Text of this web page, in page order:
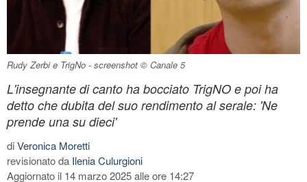
Rudy Zerbi e TrigNo - screenshot © Canale 5
L'insegnante di canto ha bocciato TrigNO e poi ha
detto che dubita del suo rendimento al serale: 'Ne
prende una su dieci'
diVeronica Moretti
revisionato da Ilenia Culurgioni
Aggiornato il 14 marzo 2025 alle ore 14:27